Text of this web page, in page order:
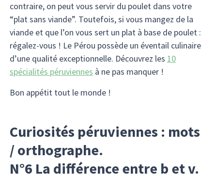
contraire, on peut vous servir du poulet dans votre
“plat sans viande”. Toutefois, si vous mangez de la
viande et que l’on vous sert un plat à base de poulet :
régalez-vous ! Le Pérou possède un éventail culinaire
d’une qualité exceptionnelle. Découvrez les 10
spécialités péruviennes à ne pas manquer !
Bon appétit tout le monde !
Curiosités péruviennes : mots
/ orthographe.
N°6 La différence entre b et v.